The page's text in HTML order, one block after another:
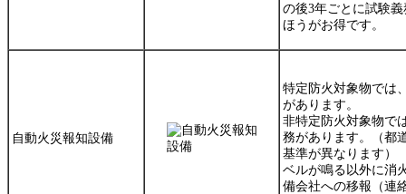
の後3年ごとに試験
ほうがお得です。
自動火災報知設備
特定防火対象物では
があります。
非特定防火対象物で
務があります。（都
基準が異なります）
ベルが鳴る以外に消
備会社への移報（連